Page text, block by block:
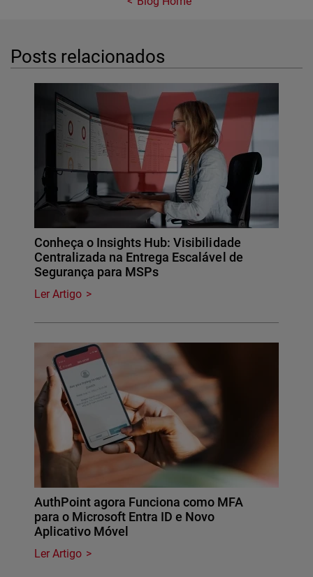
Posts relacionados
Conheça o Insights Hub: Visibilidade
Centralizada na Entrega Escalável de
Segurança para MSPs
Ler Artigo
AuthPoint agora Funciona como MFA
para o Microsoft Entra ID e Novo
Aplicativo Móvel
Ler Artigo